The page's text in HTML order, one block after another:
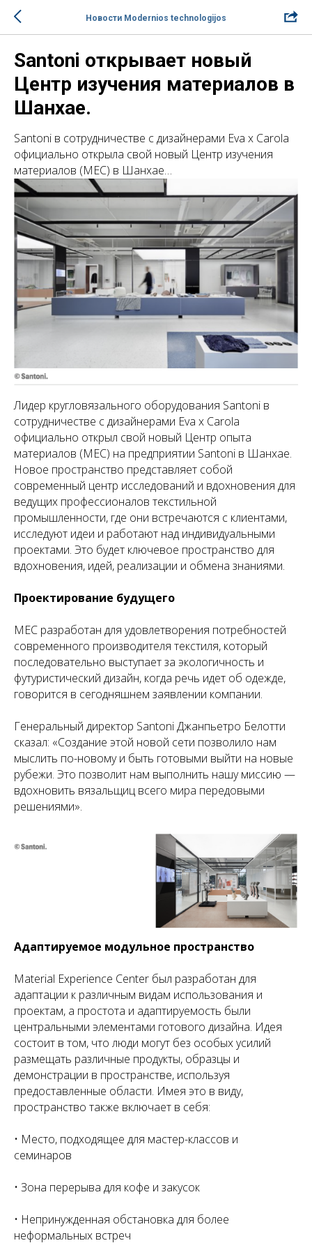
Новости Modernios technologijos
Santoni открывает новый
Центр изучения материалов в
Шанхае.
Santoni в сотрудничестве с дизайнерами Eva x Carola
официально открыла свой новый Центр изучения
материалов (MEC) в Шанхае…
Лидер кругловязального оборудования Santoni в
сотрудничестве с дизайнерами Eva x Carola
официально открыл свой новый Центр опыта
материалов (MEC) на предприятии Santoni в Шанхае.
Новое пространство представляет собой
современный центр исследований и вдохновения для
ведущих профессионалов текстильной
промышленности, где они встречаются с клиентами,
исследуют идеи и работают над индивидуальными
проектами. Это будет ключевое пространство для
вдохновения, идей, реализации и обмена знаниями.
Проектирование будущего
MEC разработан для удовлетворения потребностей
современного производителя текстиля, который
последовательно выступает за экологичность и
футуристический дизайн, когда речь идет об одежде,
говорится в сегодняшнем заявлении компании.
Генеральный директор Santoni Джанпьетро Белотти
сказал: «Создание этой новой сети позволило нам
мыслить по-новому и быть готовыми выйти на новые
рубежи. Это позволит нам выполнить нашу миссию —
вдохновить вязальщиц всего мира передовыми
решениями».
Адаптируемое модульное пространство
Material Experience Center был разработан для
адаптации к различным видам использования и
проектам, а простота и адаптируемость были
центральными элементами готового дизайна. Идея
состоит в том, что люди могут без особых усилий
размещать различные продукты, образцы и
демонстрации в пространстве, используя
предоставленные области. Имея это в виду,
пространство также включает в себя:
• Место, подходящее для мастер-классов и
семинаров
• Зона перерыва для кофе и закусок
• Непринужденная обстановка для более
неформальных встреч